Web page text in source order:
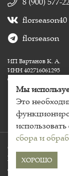
florseason40
florseason
ИП Вартанов К. А.
ИНН 402716061295
ОГРНИП
Copyright © 2020 -
Политика
соглашение
Мы
Это
сбора и
ХОРОШО